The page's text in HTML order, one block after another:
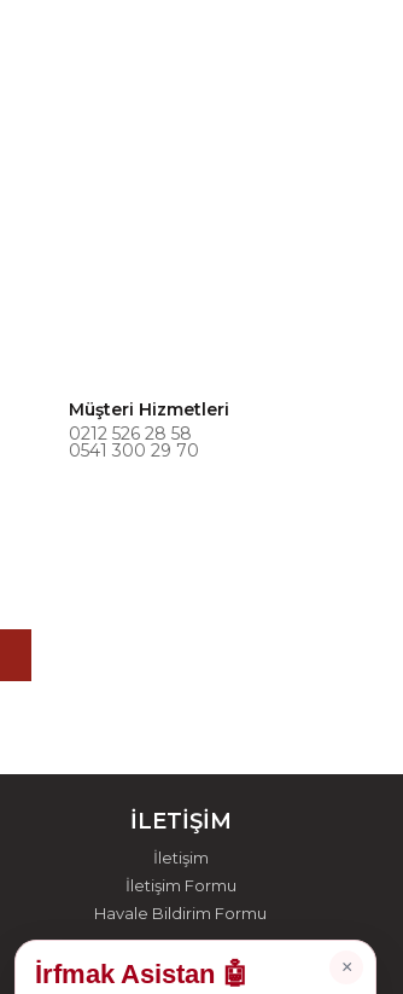
Müşteri Hizmetleri
0212 526 28 58
0541 300 29 70
İLETİŞİM
İletişim
İletişim Formu
Havale Bildirim Formu
×
İrfmak Asistan 🤖